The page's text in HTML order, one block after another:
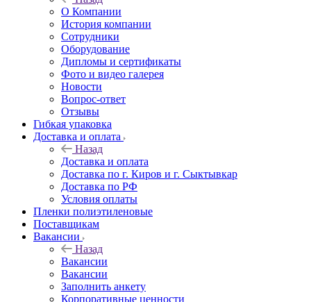
О Компании
История компании
Сотрудники
Оборудование
Дипломы и сертификаты
Фото и видео галерея
Новости
Вопрос-ответ
Отзывы
Гибкая упаковка
Доставка и оплата
Назад
Доставка и оплата
Доставка по г. Киров и г. Сыктывкар
Доставка по РФ
Условия оплаты
Пленки полиэтиленовые
Поставщикам
Вакансии
Назад
Вакансии
Вакансии
Заполнить анкету
Корпоративные ценности